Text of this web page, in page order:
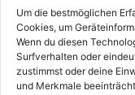
Um die bestmöglichen
Cookies, um
Wenn du diesen
Surfverhalten oder
zustimmst oder deine
und Merkmale
Risse, Kratzer oder
Glas und LCD
wieder wie neu